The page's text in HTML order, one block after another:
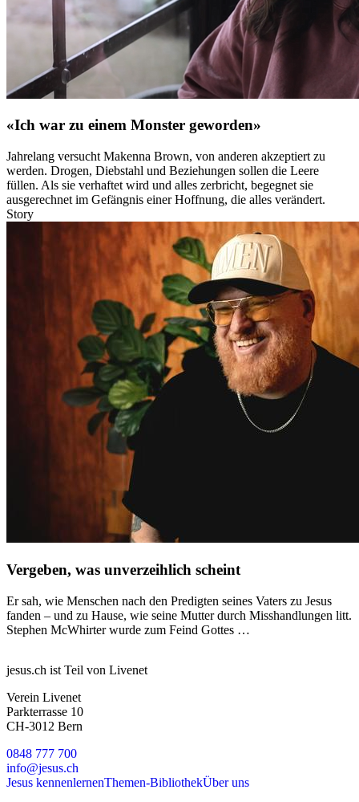
«Ich war zu einem Monster geworden»
Jahrelang versucht Makenna Brown, von anderen akzeptiert zu
werden. Drogen, Diebstahl und Beziehungen sollen die Leere
füllen. Als sie verhaftet wird und alles zerbricht, begegnet sie
ausgerechnet im Gefängnis einer Hoffnung, die alles verändert.
Story
Vergeben, was unverzeihlich scheint
Er sah, wie Menschen nach den Predigten seines Vaters zu Jesus
fanden – und zu Hause, wie seine Mutter durch Misshandlungen litt.
Stephen McWhirter wurde zum Feind Gottes …
jesus.ch ist Teil von Livenet
Verein Livenet
Parkterrasse 10
CH-3012 Bern
0848 777 700
info@jesus.ch
Jesus kennenlernenThemen-BibliothekÜber uns